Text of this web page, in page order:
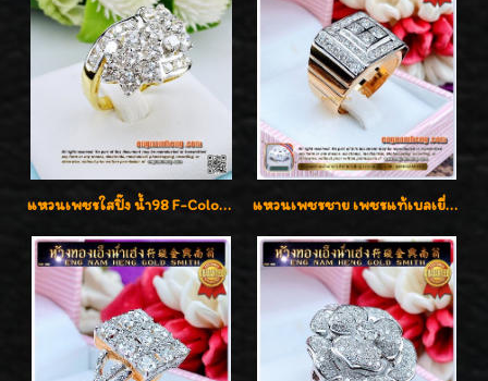
แหวนเพชรใสปิ๊ง น้ำ98 F-Color/VVS1 น้ำหนักเพชรรวม 2.56 กะรัต ใส่เต็มนิ้วเพชรเป็นน้ำเป็นเนื้อสวยมากๆค่ะ แหวนเพชรชาย เพชรแท้เบลเยี่ยมคัท น้ำ100% D-Color/VVS 2.46 กะรัต